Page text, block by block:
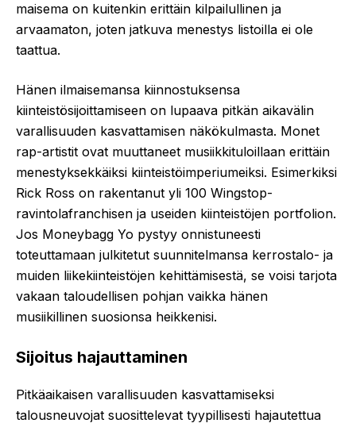
maisema on kuitenkin erittäin kilpailullinen ja
arvaamaton, joten jatkuva menestys listoilla ei ole
taattua.
Hänen ilmaisemansa kiinnostuksensa
kiinteistösijoittamiseen on lupaava pitkän aikavälin
varallisuuden kasvattamisen näkökulmasta. Monet
rap-artistit ovat muuttaneet musiikkituloillaan erittäin
menestyksekkäiksi kiinteistöimperiumeiksi. Esimerkiksi
Rick Ross on rakentanut yli 100 Wingstop-
ravintolafranchisen ja useiden kiinteistöjen portfolion.
Jos Moneybagg Yo pystyy onnistuneesti
toteuttamaan julkitetut suunnitelmansa kerrostalo- ja
muiden liikekiinteistöjen kehittämisestä, se voisi tarjota
vakaan taloudellisen pohjan vaikka hänen
musiikillinen suosionsa heikkenisi.
Sijoitus hajauttaminen
Pitkäaikaisen varallisuuden kasvattamiseksi
talousneuvojat suosittelevat tyypillisesti hajautettua